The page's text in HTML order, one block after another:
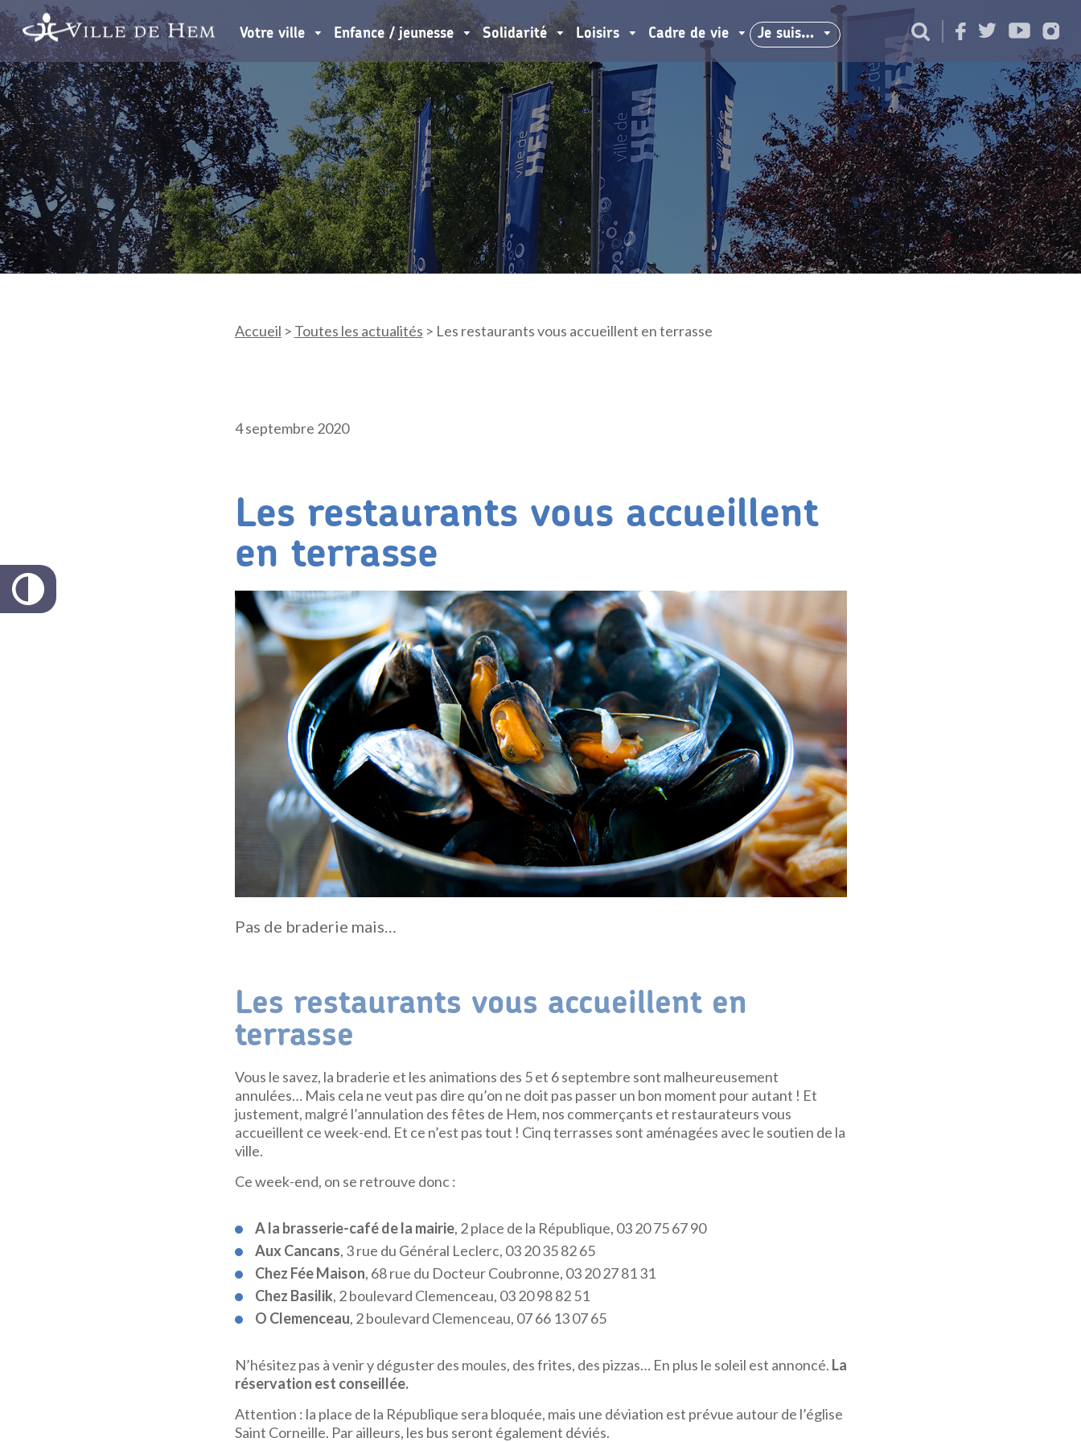
Votre ville Enfance / jeunesse Solidarité Loisirs Cadre de vie Je suis…
Accueil > Toutes les actualités > Les restaurants vous accueillent en terrasse
4 septembre 2020
Les restaurants vous accueillent
en terrasse
Pas de braderie mais…
Les restaurants vous accueillent en
terrasse
Vous le savez, la braderie et les animations des 5 et 6 septembre sont malheureusement
annulées… Mais cela ne veut pas dire qu’on ne doit pas passer un bon moment pour autant ! Et
justement, malgré l’annulation des fêtes de Hem, nos commerçants et restaurateurs vous
accueillent ce week-end. Et ce n’est pas tout ! Cinq terrasses sont aménagées avec le soutien de la
ville.
Ce week-end, on se retrouve donc :
A la brasserie-café de la mairie, 2 place de la République, 03 20 75 67 90
Aux Cancans, 3 rue du Général Leclerc, 03 20 35 82 65
Chez Fée Maison, 68 rue du Docteur Coubronne, 03 20 27 81 31
Chez Basilik, 2 boulevard Clemenceau, 03 20 98 82 51
O Clemenceau, 2 boulevard Clemenceau, 07 66 13 07 65
N’hésitez pas à venir y déguster des moules, des frites, des pizzas… En plus le soleil est annoncé. La
réservation est conseillée.
Attention : la place de la République sera bloquée, mais une déviation est prévue autour de l’église
Saint Corneille. Par ailleurs, les bus seront également déviés.